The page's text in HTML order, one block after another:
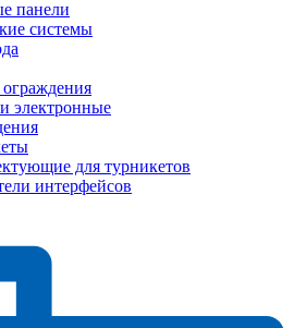
панели
системы
электронные
для турникетов
интерфейсов